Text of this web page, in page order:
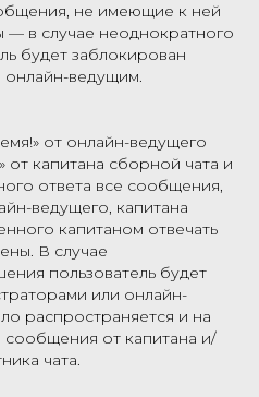
не имеющие к ней
в случае неоднократного
будет заблокирован
онлайн-ведущим.
от онлайн-ведущего
от капитана сборной чата и
ответа все сообщения,
ведущего, капитана
капитаном отвечать
В случае
пользователь будет
или онлайн-
распространяется и на
сообщения от капитана и/
чата.